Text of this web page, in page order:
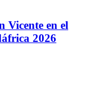
Vicente en el
2026